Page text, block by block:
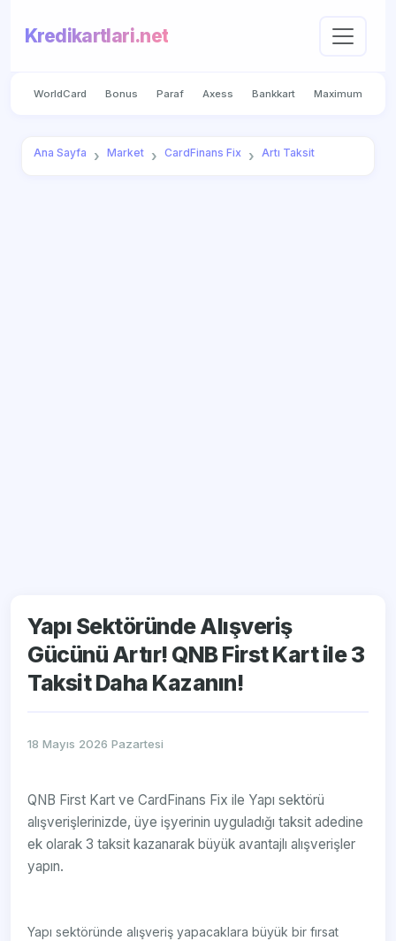
Kredikartlari.net
WorldCard Bonus Paraf Axess Bankkart Maximum
Ana Sayfa Market CardFinans Fix Artı Taksit
Yapı Sektöründe Alışveriş
Gücünü Artır! QNB First Kart ile 3
Taksit Daha Kazanın!
18 Mayıs 2026 Pazartesi
QNB First Kart ve CardFinans Fix ile Yapı sektörü
alışverişlerinizde, üye işyerinin uyguladığı taksit adedine
ek olarak 3 taksit kazanarak büyük avantajlı alışverişler
yapın.
Yapı sektöründe alışveriş yapacaklara büyük bir fırsat